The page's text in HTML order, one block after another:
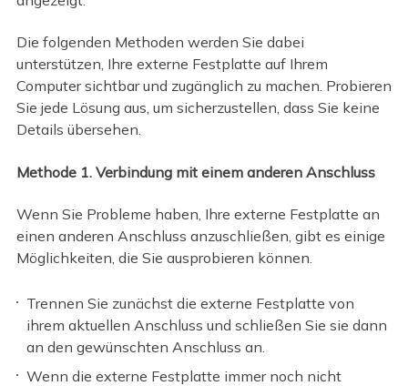
Die folgenden Methoden werden Sie dabei
unterstützen, Ihre externe Festplatte auf Ihrem
Computer sichtbar und zugänglich zu machen. Probieren
Sie jede Lösung aus, um sicherzustellen, dass Sie keine
Details übersehen.
Methode 1. Verbindung mit einem anderen Anschluss
Wenn Sie Probleme haben, Ihre externe Festplatte an
einen anderen Anschluss anzuschließen, gibt es einige
Möglichkeiten, die Sie ausprobieren können.
Trennen Sie zunächst die externe Festplatte von
ihrem aktuellen Anschluss und schließen Sie sie dann
an den gewünschten Anschluss an.
Wenn die externe Festplatte immer noch nicht